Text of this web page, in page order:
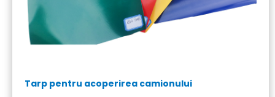
Tarp pentru acoperirea camionului